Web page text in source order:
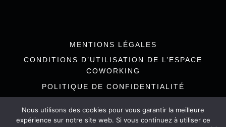
MENTIONS LÉGALES
CONDITIONS D’UTILISATION DE L’ESPACE
COWORKING
POLITIQUE DE CONFIDENTIALITÉ
Nous utilisons des cookies pour vous garantir la meilleure
expérience sur notre site web. Si vous continuez à utiliser ce